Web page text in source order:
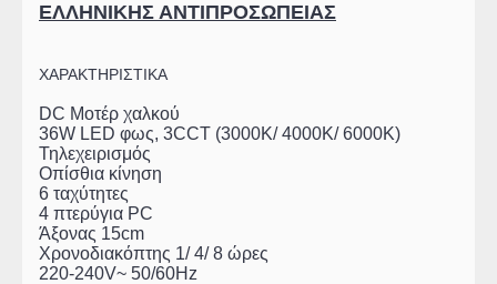
ΕΛΛΗΝΙΚΗΣ ΑΝΤΙΠΡΟΣΩΠΕΙΑΣ
ΧΑΡΑΚΤΗΡΙΣΤΙΚΑ
DC Μοτέρ χαλκού
36W LED φως, 3CCT (3000K/ 4000K/ 6000K)
Τηλεχειρισμός
Οπίσθια κίνηση
6 ταχύτητες
4 πτερύγια PC
Άξονας 15cm
Χρονοδιακόπτης 1/ 4/ 8 ώρες
220-240V~ 50/60Hz